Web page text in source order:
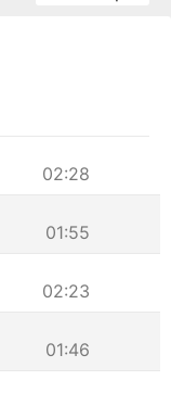
02:28
01:55
02:23
01:46